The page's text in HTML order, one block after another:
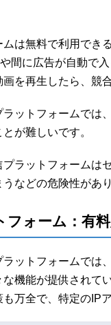
は無料で利用でき
間に広告が自動で
を再生したら、競
ラットフォームでは
が難しいです。
プラットフォームは
などの危険性があり
フォーム：有
ットフォームでは
機能が提供されてい
万全で、特定のIP